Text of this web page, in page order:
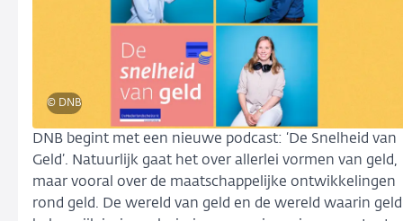
© DNB
DNB begint met een nieuwe podcast: ‘De Snelheid van
Geld’. Natuurlijk gaat het over allerlei vormen van geld,
maar vooral over de maatschappelijke ontwikkelingen
rond geld. De wereld van geld en de wereld waarin geld